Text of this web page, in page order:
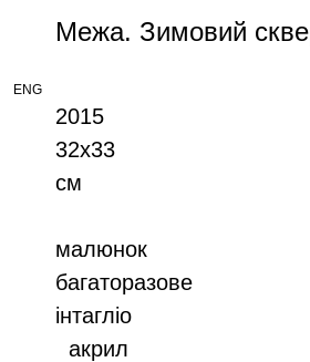
Межа. Зимовий
ENG
2015
32x33
cм
малюнок
багаторазове
інтагліо
акрил